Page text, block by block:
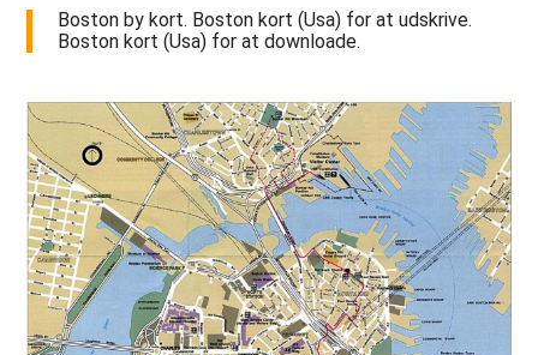
Boston by kort. Boston kort (Usa) for at udskrive.
Boston kort (Usa) for at downloade.